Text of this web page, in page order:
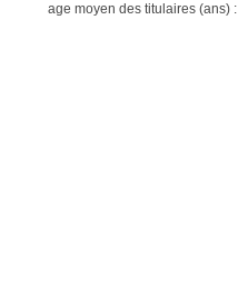
age moyen des titulaires (ans) :